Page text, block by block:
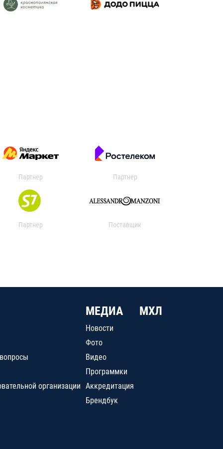
Партнер Партнер
Партнер Поставщик
организации
МЕДИА
Новости
Фото
Видео
Программки
Аккредитация
Брендбук
МХЛ